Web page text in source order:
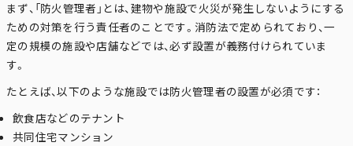
まず、「防火管理者」とは、建物や施設で火災が発生しないようにする
ための対策を行う責任者のことです。消防法で定められており、一
定の規模の施設や店舗などでは、必ず設置が義務付けられていま
す。
たとえば、以下のような施設では防火管理者の設置が必須です：
飲食店などのテナント
共同住宅マンション